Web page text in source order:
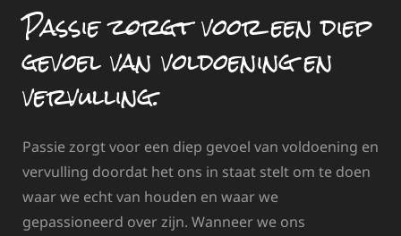
Passie zorgt voor een diep
gevoel van voldoening en
vervulling.
Passie zorgt voor een diep gevoel van voldoening en
vervulling doordat het ons in staat stelt om te doen
waar we echt van houden en waar we
gepassioneerd over zijn. Wanneer we ons